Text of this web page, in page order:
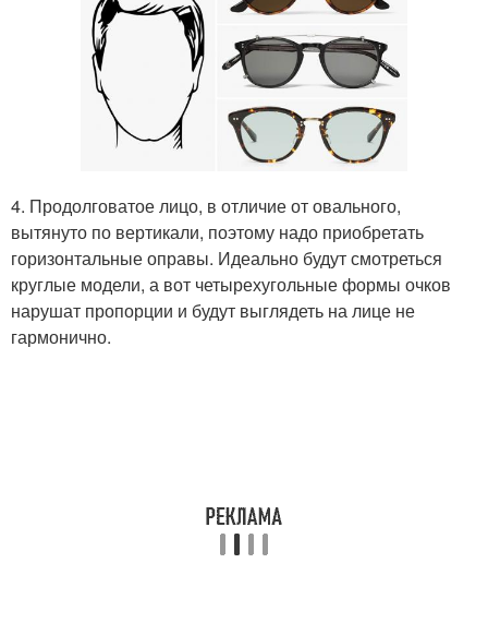
4. Продолговатое лицо, в отличие от овального,
вытянуто по вертикали, поэтому надо приобретать
горизонтальные оправы. Идеально будут смотреться
круглые модели, а вот четырехугольные формы очков
нарушат пропорции и будут выглядеть на лице не
гармонично.